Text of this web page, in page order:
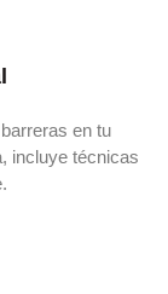
en tu
incluye técnicas